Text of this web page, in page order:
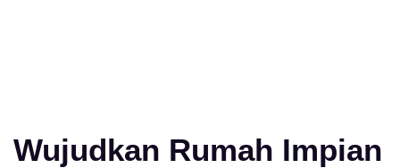
Wujudkan Rumah Impian